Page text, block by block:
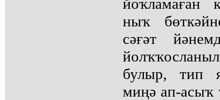
йоҡламаған
ныҡ
сәғәт
булыр, тип
миңә ап-асыҡ